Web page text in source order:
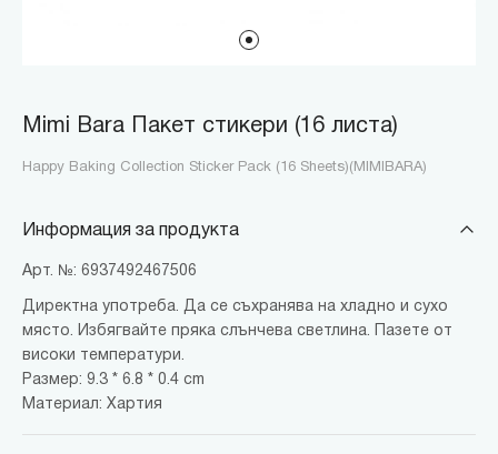
Mimi Bara Пакет стикери (16 листа)
Happy Baking Collection Sticker Pack (16 Sheets)(MIMIBARA)
Информация за продукта
Арт. №: 6937492467506
Директна употреба. Да се съхранява на хладно и сухо
място. Избягвайте пряка слънчева светлина. Пазете от
високи температури.
Размер: 9.3 * 6.8 * 0.4 cm
Материал: Хартия